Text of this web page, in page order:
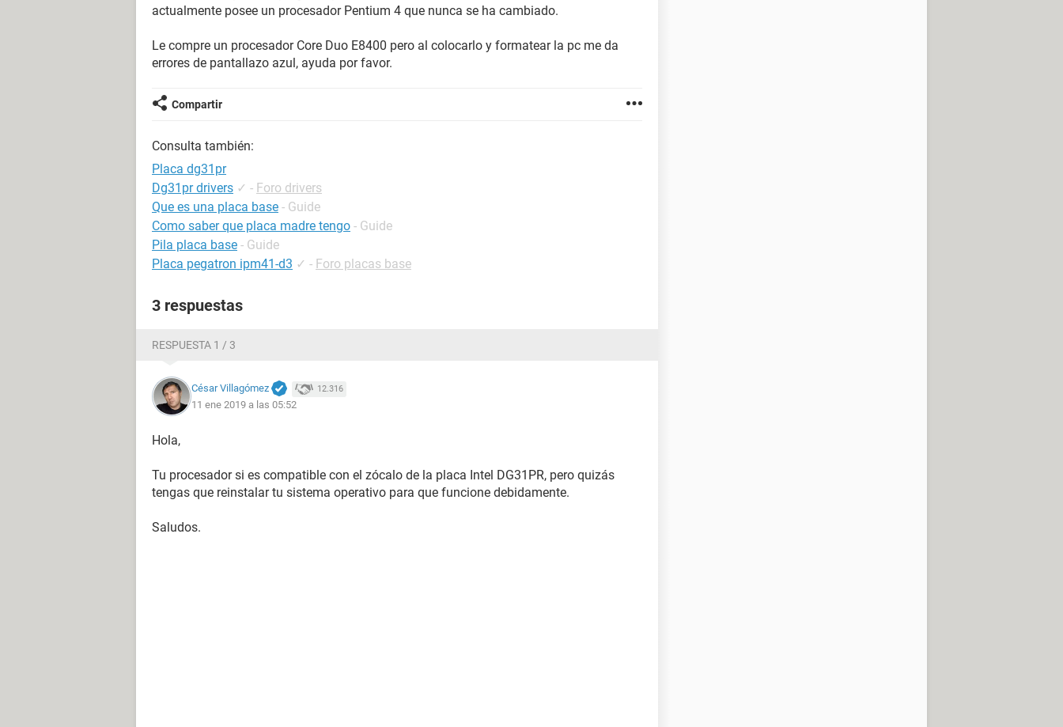
actualmente posee un procesador Pentium 4 que nunca se ha cambiado.
Le compre un procesador Core Duo E8400 pero al colocarlo y formatear la pc me da
errores de pantallazo azul, ayuda por favor.
Compartir
Consulta también:
Placa dg31pr
Dg31pr drivers ✓ - Foro drivers
Que es una placa base - Guide
Como saber que placa madre tengo - Guide
Pila placa base - Guide
Placa pegatron ipm41-d3 ✓ - Foro placas base
3 respuestas
RESPUESTA 1 / 3
César Villagómez 12.316
11 ene 2019 a las 05:52
Hola,
Tu procesador si es compatible con el zócalo de la placa Intel DG31PR, pero quizás
tengas que reinstalar tu sistema operativo para que funcione debidamente.
Saludos.